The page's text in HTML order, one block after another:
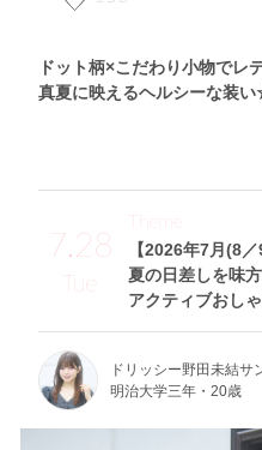
ドット柄×こだわり小物でレ
真夏に映えるヘルシーな装
7.28
Tue
【2026年7月(8／
夏の日差しを味
アクティブおし
Theme
ドリッシー野田未結サ
明治大学三年・20歳